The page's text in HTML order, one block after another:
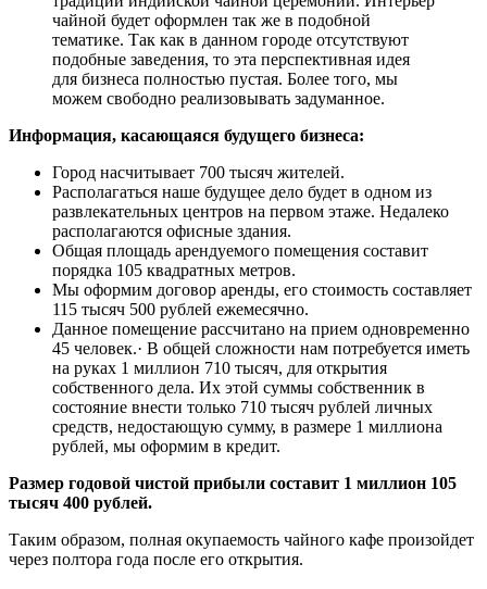
чайной будет оформлен так же в подобной
тематике. Так как в данном городе отсутствуют
подобные заведения, то эта перспективная идея
для бизнеса полностью пустая. Более того, мы
можем свободно реализовывать задуманное.
Информация, касающаяся будущего бизнеса:
Город насчитывает 700 тысяч жителей.
Располагаться наше будущее дело будет в одном из
развлекательных центров на первом этаже. Недалеко
располагаются офисные здания.
Общая площадь арендуемого помещения составит
порядка 105 квадратных метров.
Мы оформим договор аренды, его стоимость составляет
115 тысяч 500 рублей ежемесячно.
Данное помещение рассчитано на прием одновременно
45 человек.· В общей сложности нам потребуется иметь
на руках 1 миллион 710 тысяч, для открытия
собственного дела. Их этой суммы собственник в
состояние внести только 710 тысяч рублей личных
средств, недостающую сумму, в размере 1 миллиона
рублей, мы оформим в кредит.
Размер годовой чистой прибыли составит 1 миллион 105
тысяч 400 рублей.
Таким образом, полная окупаемость чайного кафе произойдет
через полтора года после его открытия.